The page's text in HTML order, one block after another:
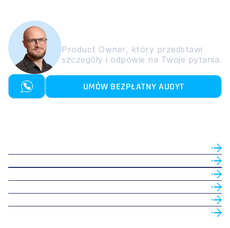
Product Owner, który przedstawi
UMÓW BEZPŁATNY AUDYT